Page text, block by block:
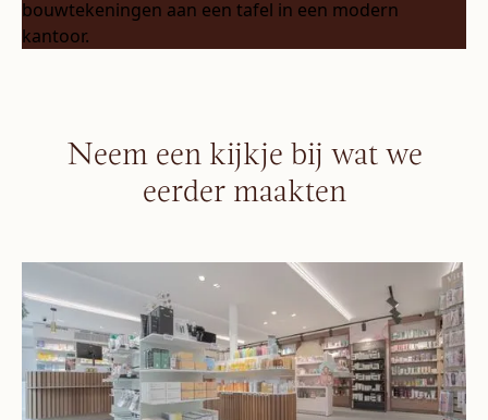
Neem een kijkje bij wat we
eerder maakten